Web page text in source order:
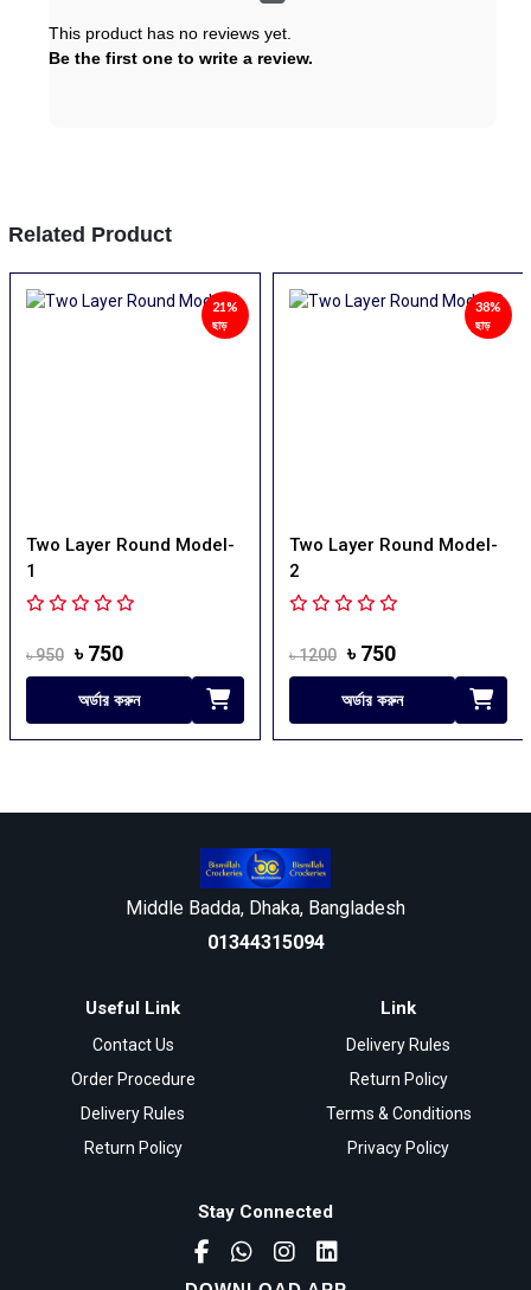
This product has no reviews yet.
Be the first one to write a review.
Related Product
21%
ছাড়
Two Layer Round Model-
1
৳ 950 ৳ 750
অর্ডার করুন
38%
ছাড়
Two Layer Round Model-
2
৳ 1200 ৳ 750
অর্ডার করুন
Middle Badda, Dhaka, Bangladesh
01344315094
Useful Link
Contact Us
Order Procedure
Delivery Rules
Return Policy
Link
Delivery Rules
Return Policy
Terms & Conditions
Privacy Policy
Stay Connected